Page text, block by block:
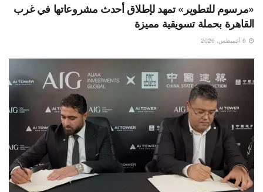
«مرسوم للتطوير» تمهد لإطلاق أحدث مشروعاتها في غرب
القاهرة بحملة تسويقية مميزة